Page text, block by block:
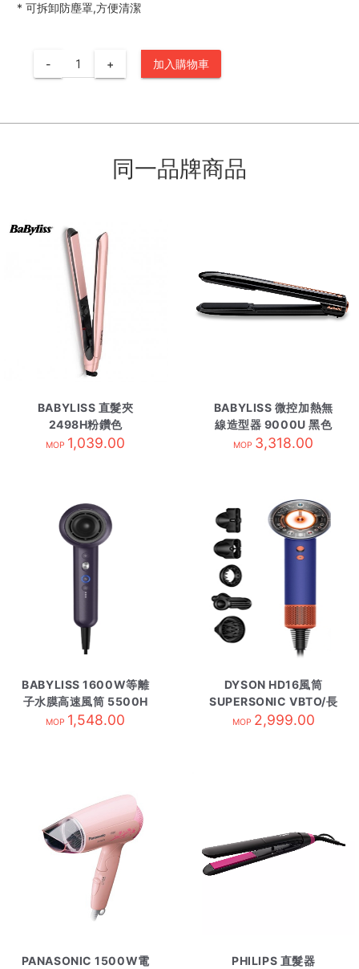
* 可拆卸防塵罩,方便清潔
- + 加入購物車
同一品牌商品
BABYLISS 直髮夾
2498H粉鑽色
MOP 1,039.00
BABYLISS 微控加熱無
線造型器 9000U 黑色
MOP 3,318.00
BABYLISS 1600W等離
子水膜高速風筒 5500H
MOP 1,548.00
DYSON HD16風筒
SUPERSONIC VBTO/長
春花藍
MOP 2,999.00
PANASONIC 1500W電
PHILIPS 直髮器